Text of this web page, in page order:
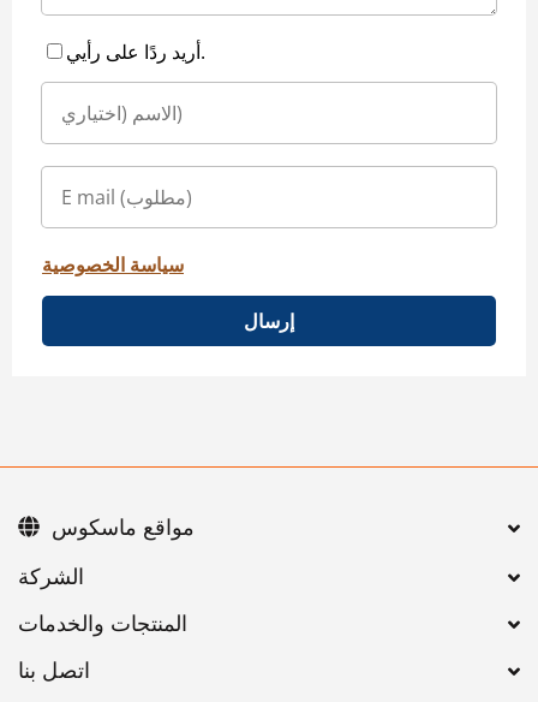
أريد ردًا على رأيي.
سياسة الخصوصية
إرسال
اتصل بنا
مواقع ماسكوس